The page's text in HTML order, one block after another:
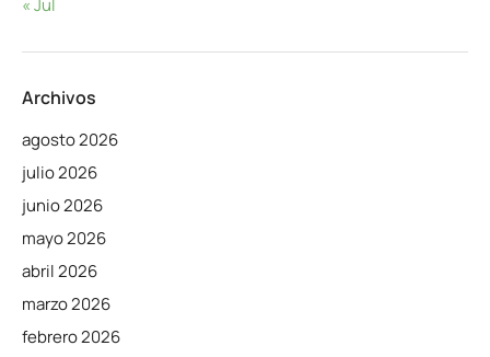
« Jul
Archivos
agosto 2026
julio 2026
junio 2026
mayo 2026
abril 2026
marzo 2026
febrero 2026